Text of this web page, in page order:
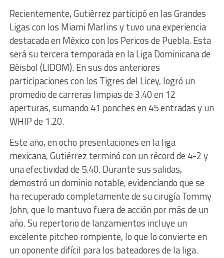
Recientemente, Gutiérrez participó en las Grandes
Ligas con los Miami Marlins y tuvo una experiencia
destacada en México con los Pericos de Puebla. Esta
será su tercera temporada en la Liga Dominicana de
Béisbol (LIDOM). En sus dos anteriores
participaciones con los Tigres del Licey, logró un
promedio de carreras limpias de 3.40 en 12
aperturas, sumando 41 ponches en 45 entradas y un
WHIP de 1.20.
Este año, en ocho presentaciones en la liga
mexicana, Gutiérrez terminó con un récord de 4-2 y
una efectividad de 5.40. Durante sus salidas,
demostró un dominio notable, evidenciando que se
ha recuperado completamente de su cirugía Tommy
John, que lo mantuvo fuera de acción por más de un
año. Su repertorio de lanzamientos incluye un
excelente pitcheo rompiente, lo que lo convierte en
un oponente difícil para los bateadores de la liga.